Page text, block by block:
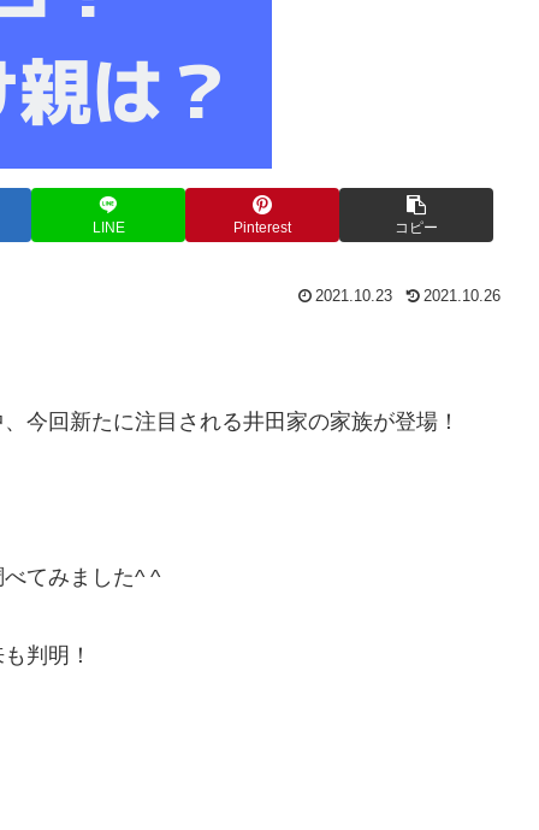
LINE Pinterest コピー
2021.10.23 2021.10.26
今回新たに注目される井田家の家族が登場！
てみました^ ^
判明！